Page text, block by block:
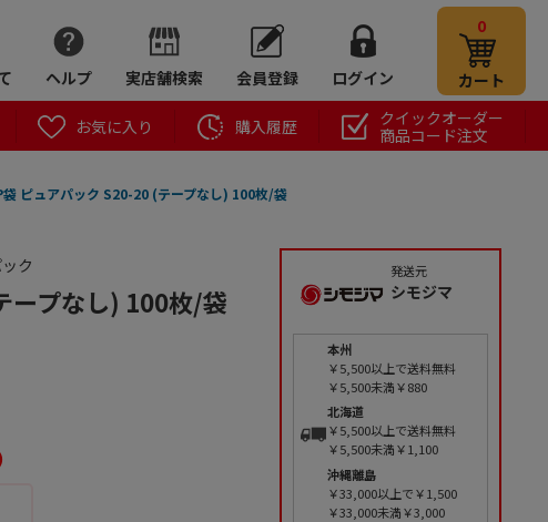
ヘルプ 実店舗検索 会員登録 ログイン
0
カート
お気に入り 購入履歴
クイックオーダー
商品コード注文
袋 ピュアパック S20-20 (テープなし) 100枚/袋
ク
ープなし) 100枚/袋
発送元
シモジマ
本州
￥5,500以上で送料無料
￥5,500未満￥880
北海道
￥5,500以上で送料無料
￥5,500未満￥1,100
沖縄離島
￥33,000以上で￥1,500
￥33,000未満￥3,000